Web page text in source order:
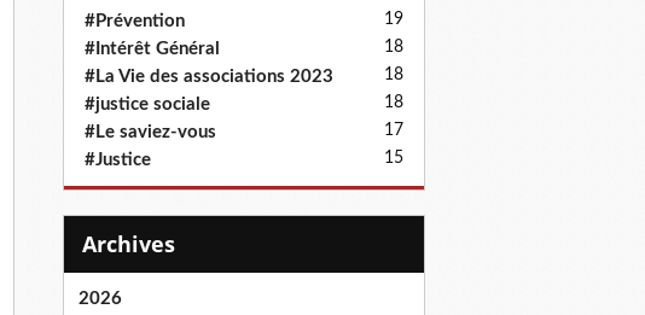
#Prévention 19
#Intérêt Général 18
#La Vie des associations 2023 18
#justice sociale 18
#Le saviez-vous 17
#Justice 15
Archives
2026